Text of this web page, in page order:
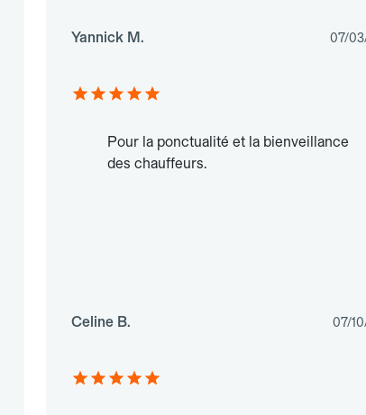
Yannick M. 07/
Pour la ponctualité et la bienveillance
des chauffeurs.
Celine B. 07/